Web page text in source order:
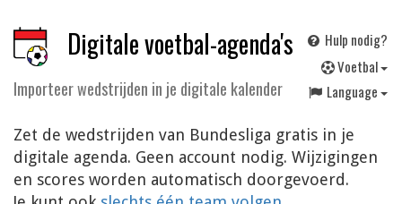
Digitale voetbal-agenda's
Importeer wedstrijden in je digitale kalender
Hulp nodig?
Voetbal
Language
Zet de wedstrijden van Bundesliga gratis in je
digitale agenda. Geen account nodig. Wijzigingen
en scores worden automatisch doorgevoerd.